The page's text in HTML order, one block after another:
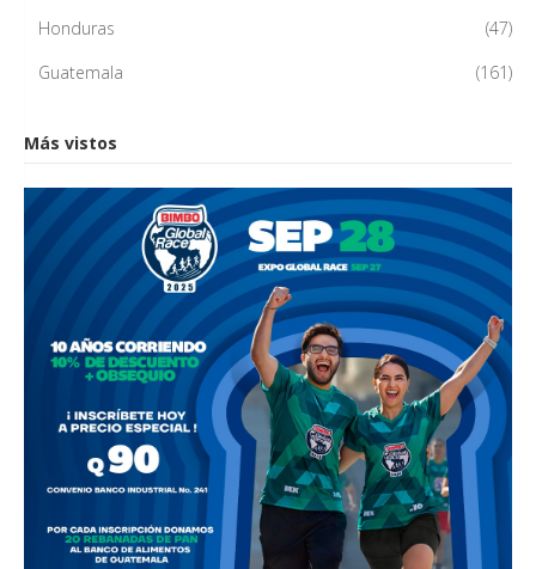
Honduras
(47)
Guatemala
(161)
Más vistos